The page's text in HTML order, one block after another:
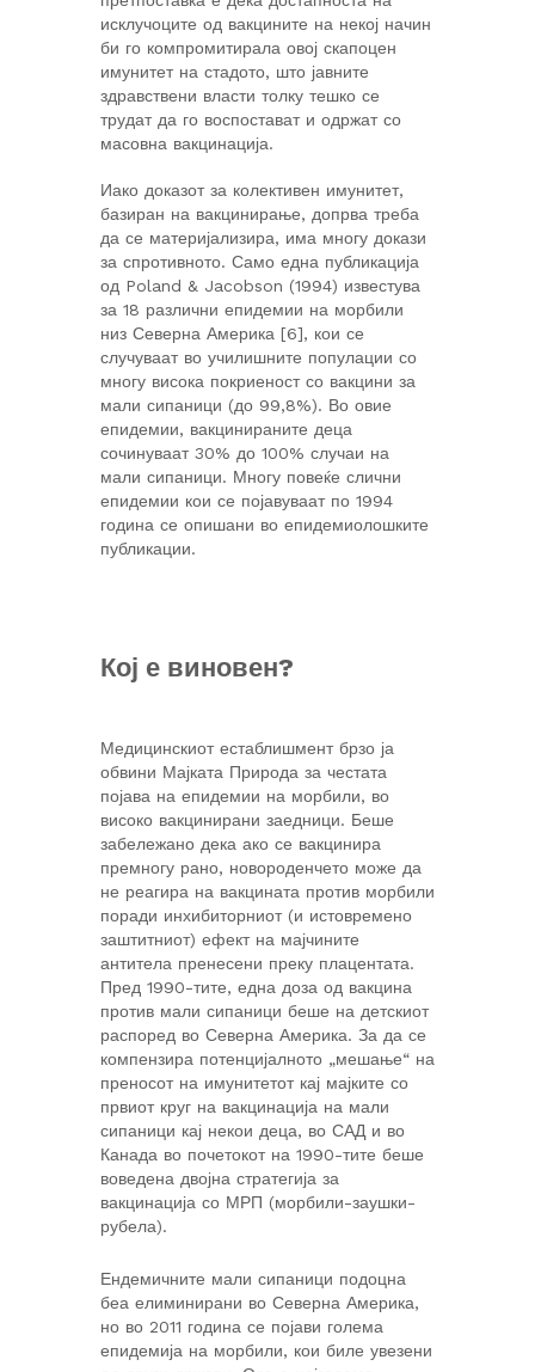
исклучоците од вакцините на некој начин
би го компромитирала овој скапоцен
имунитет на стадото, што јавните
здравствени власти толку тешко се
трудат да го воспостават и одржат со
масовна вакцинација.
Иако доказот за колективен имунитет,
базиран на вакцинирање, допрва треба
да се материјализира, има многу докази
за спротивното. Само една публикација
од Poland & Jacobson (1994) известува
за 18 различни епидемии на морбили
низ Северна Америка [6], кои се
случуваат во училишните популации со
многу висока покриеност со вакцини за
мали сипаници (до 99,8%). Во овие
епидемии, вакцинираните деца
сочинуваат 30% до 100% случаи на
мали сипаници. Многу повеќе слични
епидемии кои се појавуваат по 1994
година се опишани во епидемиолошките
публикации.
Кој е виновен?
Медицинскиот естаблишмент брзо ја
обвини Мајката Природа за честата
појава на епидемии на морбили, во
високо вакцинирани заедници. Беше
забележано дека ако се вакцинира
премногу рано, новороденчето може да
не реагира на вакцината против морбили
поради инхибиторниот (и истовремено
заштитниот) ефект на мајчините
антитела пренесени преку плацентата.
Пред 1990-тите, една доза од вакцина
против мали сипаници беше на детскиот
распоред во Северна Америка. За да се
компензира потенцијалното „мешање“ на
преносот на имунитетот кај мајките со
првиот круг на вакцинација на мали
сипаници кај некои деца, во САД и во
Канада во почетокот на 1990-тите беше
воведена двојна стратегија за
вакцинација со МРП (морбили-заушки-
рубела).
Ендемичните мали сипаници подоцна
беа елиминирани во Северна Америка,
но во 2011 година се појави голема
епидемија на морбили, кои биле увезени